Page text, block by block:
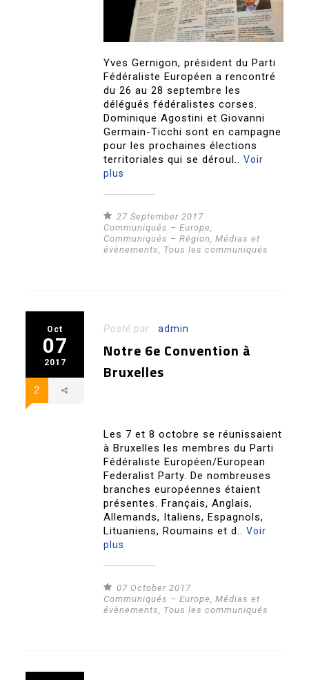
Yves Gernigon, président du Parti
Fédéraliste Européen a rencontré
du 26 au 28 septembre les
délégués fédéralistes corses.
Dominique Agostini et Giovanni
Germain-Ticchi sont en campagne
pour les prochaines élections
territoriales qui se déroul..Voir
plus
27 September 2017
Communiqués – Europe,
Communiqués – Région,Médias et
évènements, Tous les communiqués
Oct
07
2017
2
Posté par :admin
Notre 6e Convention à
Bruxelles
Les 7 et 8 octobre se réunissaient
à Bruxelles les membres du Parti
Fédéraliste Européen/European
Federalist Party. De nombreuses
branches européennes étaient
présentes. Français, Anglais,
Allemands, Italiens, Espagnols,
Lituaniens, Roumains et d..Voir
plus
07 October 2017
Communiqués – Europe,Médias et
évènements, Tous les communiqués